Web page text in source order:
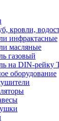
кровли,
инфрактасные
масляные
газовый
на DIN-
оборудование